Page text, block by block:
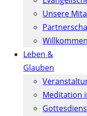
Unsere
Leben &
Glauben
Meditation